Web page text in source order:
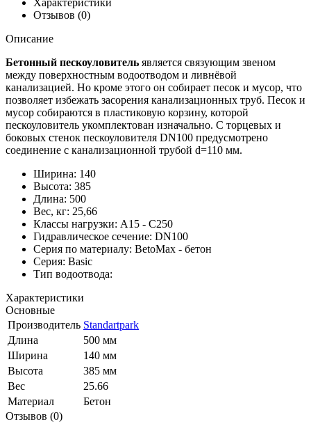
Характеристики
Отзывов (0)
Описание
Бетонный пескоуловитель является связующим звеном
между поверхностным водоотводом и ливнёвой
канализацией. Но кроме этого он собирает песок и мусор, что
позволяет избежать засорения канализационных труб. Песок и
мусор собираются в пластиковую корзину, которой
пескоуловитель укомплектован изначально. С торцевых и
боковых стенок пескоуловителя DN100 предусмотрено
соединение с канализационной трубой d=110 мм.
Ширина: 140
Высота: 385
Длина: 500
Вес, кг: 25,66
Класcы нагрузки: A15 - C250
Гидравлическое сечение: DN100
Серия по материалу: BetoMax - бетон
Серия: Basic
Тип водоотвода:
Характеристики
Основные
Производитель Standartpark
Длина
500 мм
Ширина
140 мм
Высота
385 мм
Вес
25.66
Материал
Бетон
Отзывов (0)